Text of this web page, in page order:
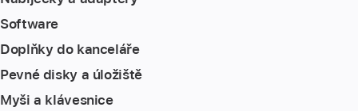
Software
Doplňky do kanceláře
Pevné disky a úložiště
Myši a klávesnice